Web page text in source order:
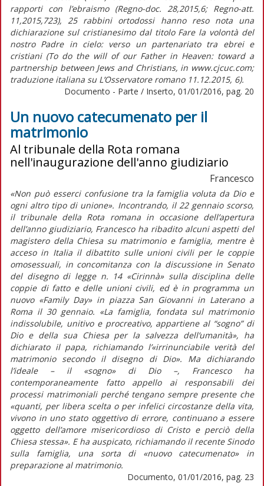
rapporti con l’ebraismo (Regno-doc. 28,2015,6; Regno-att.
11,2015,723), 25 rabbini ortodossi hanno reso nota una
dichiarazione sul cristianesimo dal titolo Fare la volontà del
nostro Padre in cielo: verso un partenariato tra ebrei e
cristiani (To do the will of our Father in Heaven: toward a
partnership between Jews and Christians, in www.cjcuc.com;
traduzione italiana su L’Osservatore romano 11.12.2015, 6).
Documento - Parte / Inserto, 01/01/2016, pag. 20
Un nuovo catecumenato per il
matrimonio
Al tribunale della Rota romana
nell'inaugurazione dell'anno giudiziario
Francesco
«Non può esserci confusione tra la famiglia voluta da Dio e
ogni altro tipo di unione». Incontrando, il 22 gennaio scorso,
il tribunale della Rota romana in occasione dell’apertura
dell’anno giudiziario, Francesco ha ribadito alcuni aspetti del
magistero della Chiesa su matrimonio e famiglia, mentre è
acceso in Italia il dibattito sulle unioni civili per le coppie
omosessuali, in concomitanza con la discussione in Senato
del disegno di legge n. 14 «Cirinnà» sulla disciplina delle
coppie di fatto e delle unioni civili, ed è in programma un
nuovo «Family Day» in piazza San Giovanni in Laterano a
Roma il 30 gennaio. «La famiglia, fondata sul matrimonio
indissolubile, unitivo e procreativo, appartiene al “sogno” di
Dio e della sua Chiesa per la salvezza dell’umanità», ha
dichiarato il papa, richiamando l’«irrinunciabile verità del
matrimonio secondo il disegno di Dio». Ma dichiarando
l’ideale – il «sogno» di Dio –, Francesco ha
contemporaneamente fatto appello ai responsabili dei
processi matrimoniali perché tengano sempre presente che
«quanti, per libera scelta o per infelici circostanze della vita,
vivono in uno stato oggettivo di errore, continuano a essere
oggetto dell’amore misericordioso di Cristo e perciò della
Chiesa stessa». E ha auspicato, richiamando il recente Sinodo
sulla famiglia, una sorta di «nuovo catecumenato» in
preparazione al matrimonio.
Documento, 01/01/2016, pag. 23